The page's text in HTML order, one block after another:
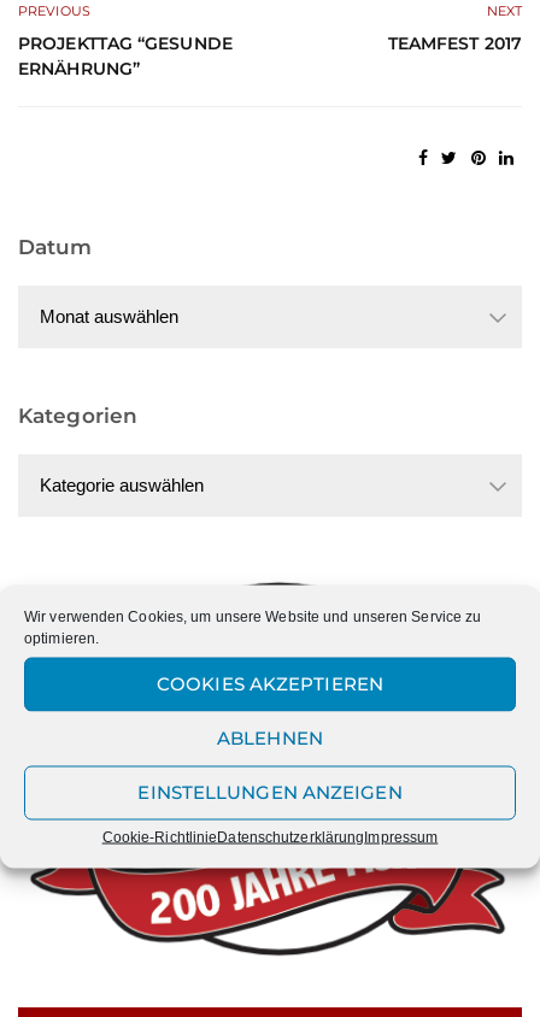
Wir verwenden Cookies, um unsere Website und unseren Service zu
optimieren.
COOKIES AKZEPTIEREN
ABLEHNEN
EINSTELLUNGEN ANZEIGEN
Cookie-RichtlinieDatenschutzerklärungImpressum
PREVIOUS
PROJEKTTAG “GESUNDE
ERNÄHRUNG”
NEXT
TEAMFEST 2017
Datum
Kategorien